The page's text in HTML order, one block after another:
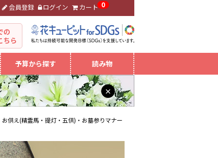
会員登録 ログイン カート 0
の
ちら
予算から探す 読み物
×
供え(精霊馬・提灯・五供)・お墓参りマナー